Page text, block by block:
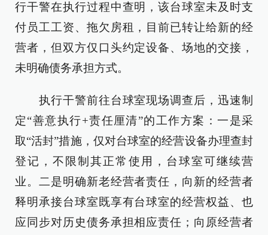
行干警在执行过程中查明，该台球室未及时支
付员工工资、拖欠房租，目前已转让给新的经
营者，但双方仅口头约定设备、场地的交接，
未明确债务承担方式。
执行干警前往台球室现场调查后，迅速制
定“善意执行+责任厘清”的工作方案：一是采
取“活封”措施，仅对台球室的经营设备办理查封
登记，不限制其正常使用，台球室可继续营
业。二是明确新老经营者责任，向新的经营者
释明承接台球室既享有台球室的经营权益、也
应同步对历史债务承担相应责任；向原经营者